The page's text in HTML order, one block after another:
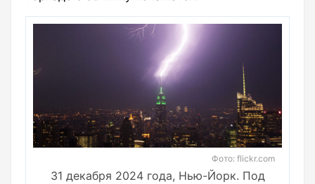
Фото: flickr.com
31 декабря 2024 года, Нью-Йорк. Под